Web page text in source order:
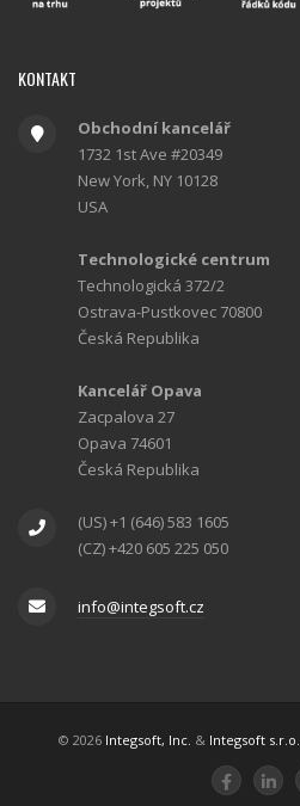
KONTAKT
Obchodní kancelář
1732 1st Ave #20349
New York, NY 10128
USA
Technologické centrum
Technologická 372/2
Ostrava-Pustkovec 70800
Česká Republika
Kancelář Opava
Zacpalova 27
Opava 74601
Česká Republika
(US) +1 (646) 583 1605
(CZ) +420 605 225 050
info@integsoft.cz
© 2026 Integsoft, Inc. & Integsoft s.r.o.